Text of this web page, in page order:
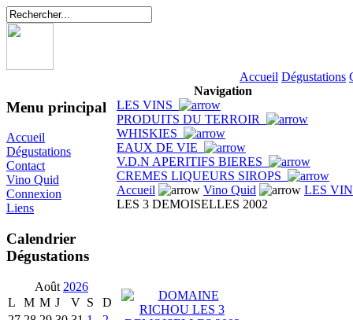
Accueil Dégustations
Menu principal
Accueil
Dégustations
Contact
Vino Quid
Connexion
Liens
Calendrier
Dégustations
Août 2026
L
M M J V S
D
Navigation
LES VINS
PRODUITS DU TERROIR
WHISKIES
EAUX DE VIE
V.D.N APERITIFS BIERES
CREMES LIQUEURS SIROPS
Accueil
Vino Quid
LES
LES 3 DEMOISELLES 2002